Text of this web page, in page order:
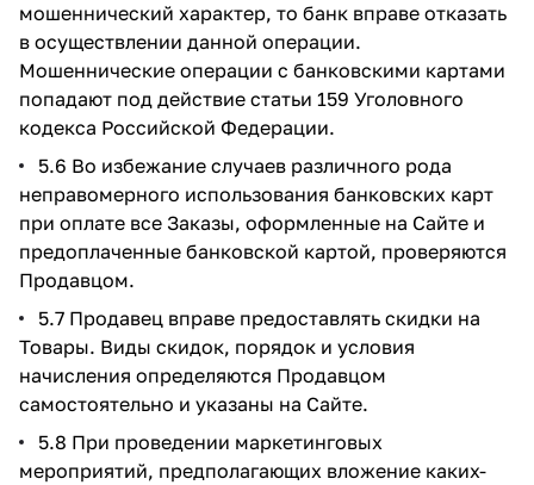
мошеннический характер, то банк вправе отказать
в осуществлении данной операции.
Мошеннические операции с банковскими картами
попадают под действие статьи 159 Уголовного
кодекса Российской Федерации.
5.6 Во избежание случаев различного рода
неправомерного использования банковских карт
при оплате все Заказы, оформленные на Сайте и
предоплаченные банковской картой, проверяются
Продавцом.
5.7 Продавец вправе предоставлять скидки на
Товары. Виды скидок, порядок и условия
начисления определяются Продавцом
самостоятельно и указаны на Сайте.
5.8 При проведении маркетинговых
мероприятий, предполагающих вложение каких-